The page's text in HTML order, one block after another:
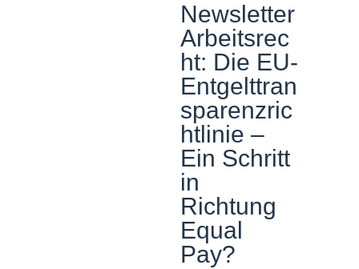
Newsletter
Arbeitsrec
ht: Die EU-
Entgelttran
sparenzric
htlinie –
Ein Schritt
in
Richtung
Equal
Pay?